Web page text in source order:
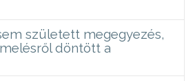
született megegyezés,
döntött a